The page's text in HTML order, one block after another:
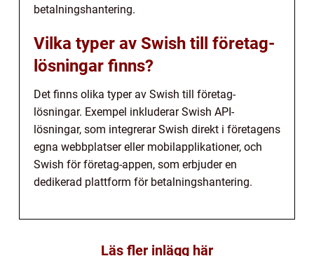
betalningshantering.
Vilka typer av Swish till företag-
lösningar finns?
Det finns olika typer av Swish till företag-
lösningar. Exempel inkluderar Swish API-
lösningar, som integrerar Swish direkt i företagens
egna webbplatser eller mobilapplikationer, och
Swish för företag-appen, som erbjuder en
dedikerad plattform för betalningshantering.
Läs fler inlägg här